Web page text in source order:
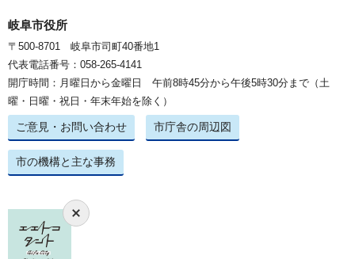
岐阜市役所
〒500-8701 岐阜市司町40番地1
代表電話番号：058-265-4141
開庁時間：月曜日から金曜日 午前8時45分から午後5時30分まで（土
曜・日曜・祝日・年末年始を除く）
ご意見・お問い合わせ 市庁舎の周辺図
市の機構と主な事務